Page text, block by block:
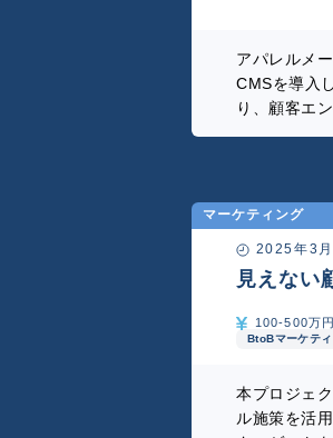
アパレルメ
CMSを導入
り、顧客エ
れました。
マーケティング
2025年3月
見えない
100-500万円
BtoBマーケテ
本プロジェ
ル施策を活